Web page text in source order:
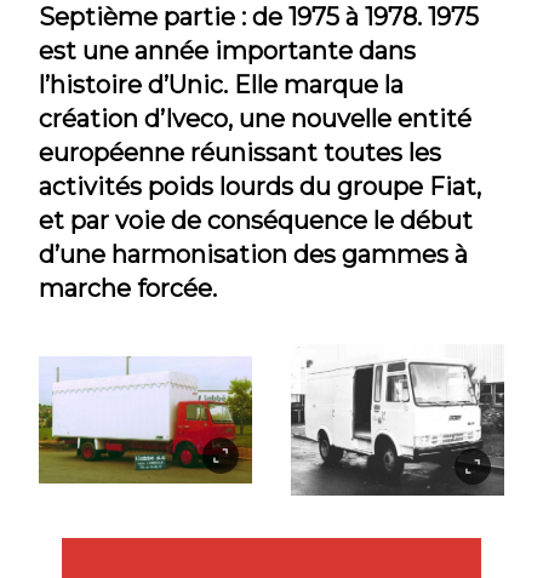
Septième partie : de 1975 à 1978. 1975
est une année importante dans
l’histoire d’Unic. Elle marque la
création d’Iveco, une nouvelle entité
européenne réunissant toutes les
activités poids lourds du groupe Fiat,
et par voie de conséquence le début
d’une harmonisation des gammes à
marche forcée.